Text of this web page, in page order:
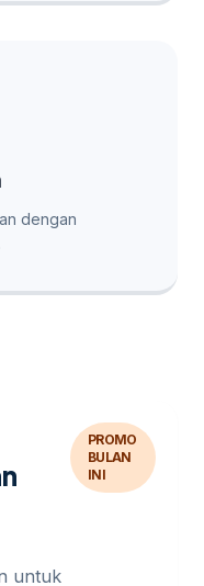
dengan
untuk
PROMO
BULAN
INI